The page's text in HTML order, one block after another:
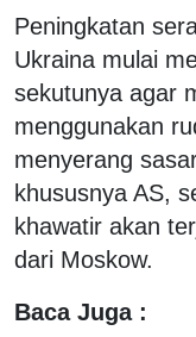
Peningkatan
Ukraina mulai
sekutunya agar
menggunakan
menyerang
khususnya AS,
khawatir akan
dari Moskow.
Baca Juga :